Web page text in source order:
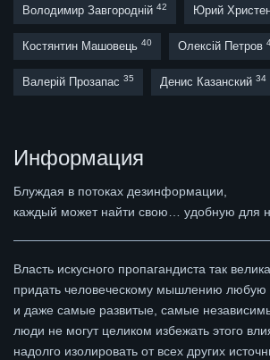
Володимир Завгородній 42 Юрий
Костянтин Машовець 40 Олексій Петров
Валерій Прозапас 35 Денис Казанский 34
Информация
Блуждая в потоках дезинформации,
каждый может найти свою… удобную для
Власть искусного пропагандиста так
придать человеческому мышлению
и даже самые развитые, самые
люди не могут целиком избежать этого
надолго изолировать от всех других